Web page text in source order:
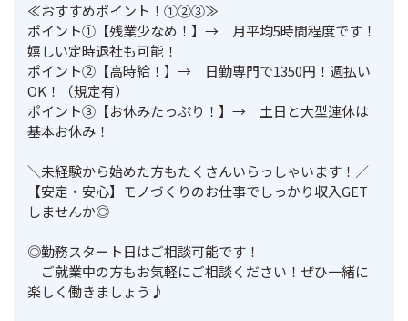
≪おすすめポイント！①②③≫
ポイント①【残業少なめ！】→　月平均5時間程度です！
嬉しい定時退社も可能！
ポイント②【高時給！】→　日勤専門で1350円！週払い
OK！（規定有）
ポイント③【お休みたっぷり！】→　土日と大型連休は
基本お休み！
＼未経験から始めた方もたくさんいらっしゃいます！／
【安定・安心】モノづくりのお仕事でしっかり収入GET
しませんか◎
◎勤務スタート日はご相談可能です！
ご就業中の方もお気軽にご相談ください！ぜひ一緒に
楽しく働きましょう♪